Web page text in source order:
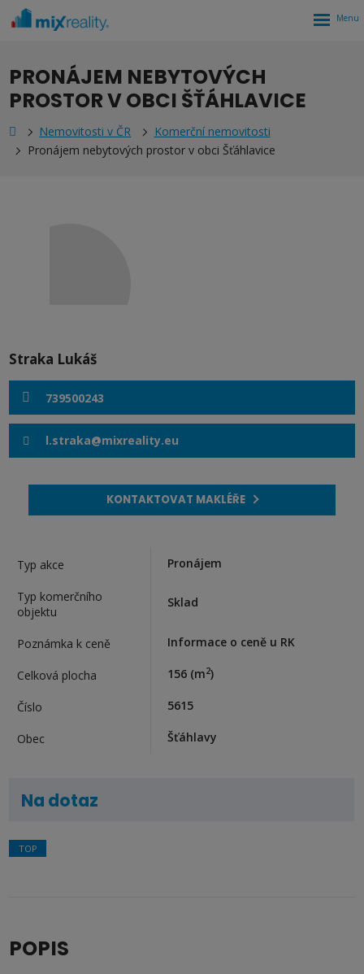
PRONÁJEM NEBYTOVÝCH
PROSTOR V OBCI ŠŤÁHLAVICE
Nemovitosti v ČR
Komerční nemovitosti
Pronájem nebytových prostor v obci Šťáhlavice
Straka Lukáš
739500243
l.straka@mixreality.eu
KONTAKTOVAT MAKLÉŘE
Typ akce Pronájem
Typ komerčního
objektu
Sklad
Poznámka k ceně Informace o ceně u RK
Celková plocha 156 (m2)
Číslo 5615
Obec Šťáhlavy
Na dotaz
TOP
POPIS